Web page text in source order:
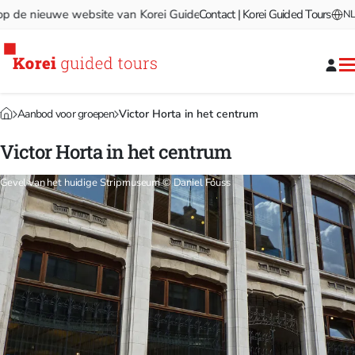
nieuwe website van Korei Guided Tours! Welkom op de
Contact | Korei Guided Tours NL
Aanbod voor groepen Victor Horta in het centrum
Victor Horta in het centrum
Gevel van het huidige Stripmuseum © Daniel Fouss